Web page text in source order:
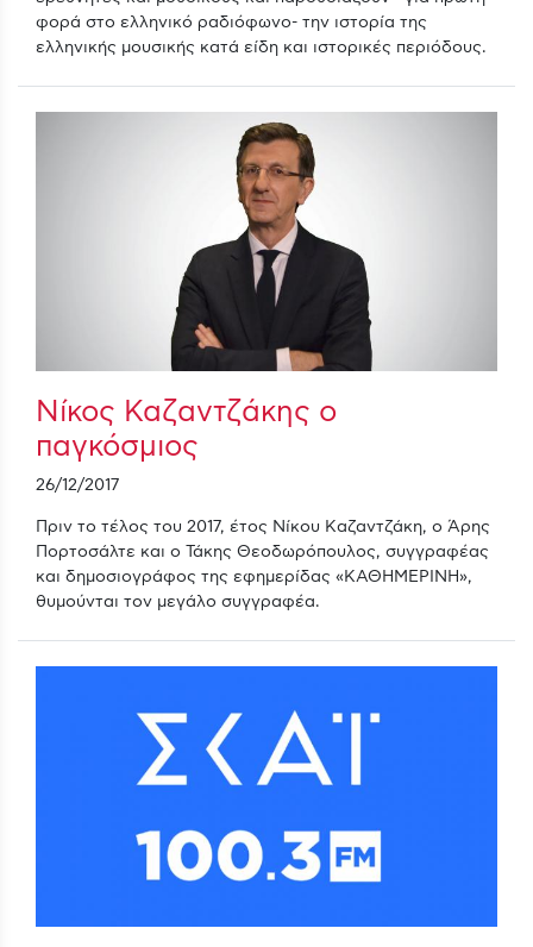
φορά στο ελληνικό ραδιόφωνο- την ιστορία της
ελληνικής μουσικής κατά είδη και ιστορικές περιόδους.
Νίκος Καζαντζάκης ο
παγκόσμιος
26/12/2017
Πριν το τέλος του 2017, έτος Νίκου Καζαντζάκη, ο Άρης
Πορτοσάλτε και ο Τάκης Θεοδωρόπουλος, συγγραφέας
και δημοσιογράφος της εφημερίδας «ΚΑΘΗΜΕΡΙΝΗ»,
θυμούνται τον μεγάλο συγγραφέα.